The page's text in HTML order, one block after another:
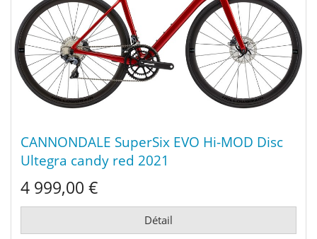
CANNONDALE SuperSix EVO Hi-MOD Disc
Ultegra candy red 2021
4 999,00 €
Détail